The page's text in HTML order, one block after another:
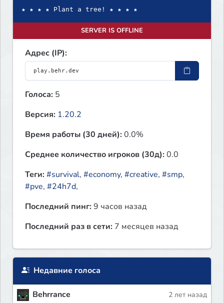
★ ★ ★ ★ Plant a tree! ★ ★ ★ ★
SERVER IS OFFLINE
Адрес (IP):
Голоса: 5
Версия: 1.20.2
Время работы (30 дней):0.0%
Среднее количество игроков (30д):0.0
Теги:#survival, #economy, #creative, #smp,
#pve, #24h7d,
Последний пинг:9 часов назад
Последний раз в сети: 7 месяцев назад
Недавние голоса
Behrrance 2 лет назад